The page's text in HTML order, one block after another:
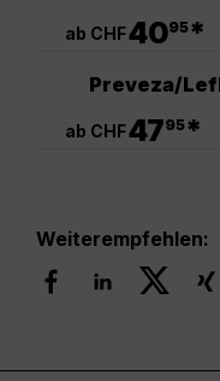
ab CHF4095*
Preveza/
ab CHF4795*
Weiterempfehlen: